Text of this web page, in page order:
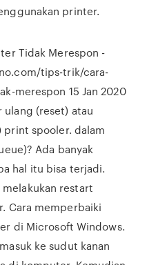
printer.
Tidak Merespon -
tips-trik/cara-
merespon 15 Jan 2020
(reset) atau
print spooler. dalam
Ada banyak
hal itu bisa terjadi.
restart
Cara memperbaiki
di Microsoft Windows.
ke sudut kanan